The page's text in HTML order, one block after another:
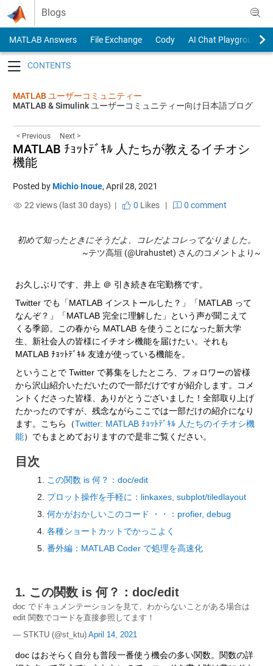
Skip to content
Blogs
MATLAB Answers File Exchange Cody
AI Chat Playground
MATLAB ユーザーコミュニティー
MATLAB & Simulink ユーザーコミュニティー向け日本語ブログ
< Previous Next >
MATLAB ﾁｮｯﾄﾃﾞｷﾙ 人たちが教えるイチオシ
機能
Posted byMichio Inoue, April 28, 2021
22 views (last 30 days) |
0 Likes| 0 comment
初めて知ったときにそうだよ、コレだよコレってなりました。
~テツ高垣 (@Urahustet) さんのコメントより~
お久しぶりです、井上 ＠ 引き続き在宅勤務です。
Twitter でも「MATLAB インストールした？」「MATLAB って
なんぞ？」「MATLAB 完全に理解した」という声が聞こえて
くる季節。この春から MATLAB を使うことになった新大学
生、新社会人の皆様にイチオシ機能を届けたい。それも
MATLAB ﾁｮｯﾄﾃﾞｷﾙ 友達が使っている機能を。
ということで Twitter で募集をしたところ、フォロワーの皆様
から沢山紹介いただいたので一部だけですが紹介します。コメ
ントくださった皆様、ありがとうございました！全部取り上げ
たかったのですが、残念ながらここでは一部だけの紹介になり
ます。こちら（Twitter: MATLAB ﾁｮｯﾄﾃﾞｷﾙ 人たちのイチオシ機
能）でもまとめておりますので是非ご覧ください。
目次
この関数 is 何？：doc/edit
プロット操作を手軽に：linkaxes, subplot/tiledlayout
何かがおかしいこのコード ・・：profier, debug
各種ショートカットでかっこよく
番外編：MATLAB Coder で処理を高速化
1. この関数 is 何？：doc/edit
doc でドキュメンテーションを見て、わからないことがある場合は
edit 関数でコードを直接参照してます！
— STKTU (@st_ktu) April 14, 2021
doc はおそらく自分も普段一番使う機会の多い関数。関数の詳